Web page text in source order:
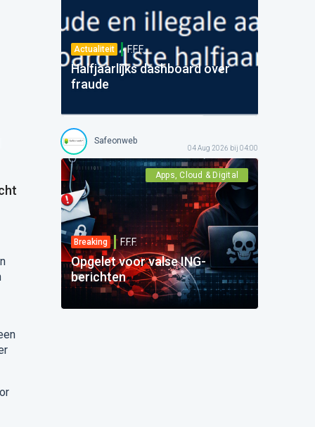
Actualiteit F.F.F.
Halfjaarlijks dashboard over
fraude
Safeonweb
04 Aug 2026 bij 04:00
Apps, Cloud & Digital
Breaking F.F.F.
Opgelet voor valse ING-
berichten